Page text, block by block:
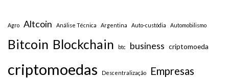
Agro Altcoin Análise Técnica Argentina Auto-custódia Automobilismo
Bitcoin Blockchain btc business criptomoeda
criptomoedas Descentralização Empresas